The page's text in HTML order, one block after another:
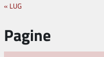
« LUG
Pagine